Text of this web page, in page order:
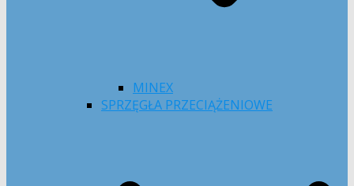
MINEX
SPRZĘGŁA PRZECIĄŻENIOWE